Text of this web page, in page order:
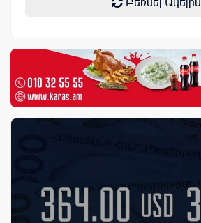
Բեռնել Ավելին